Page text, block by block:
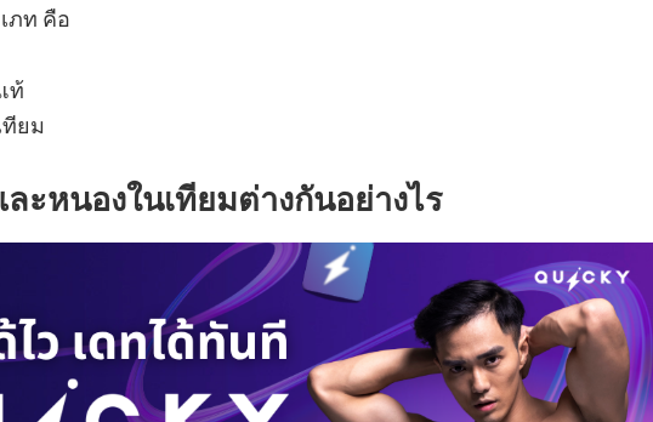
ภท คือ
ท้
ยม
ะหนองในเทียมต่างกันอย่างไร